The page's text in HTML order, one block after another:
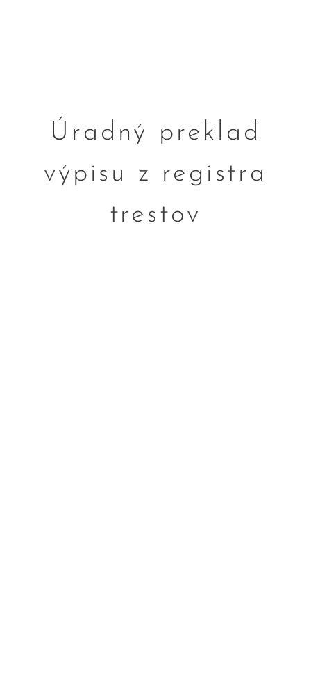
Úradný preklad
výpisu z registra
trestov